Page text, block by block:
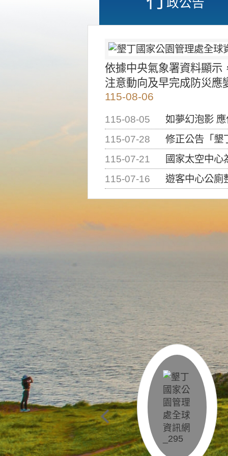
依據中央氣象署資料顯示
注意動向及早完成防災應
115-08-06
115-08-05
如夢幻泡影
115-07-28
修正公告「墾丁國家公
115-07-21
國家太空中心為辦理
115-07-16
遊客中心公廁